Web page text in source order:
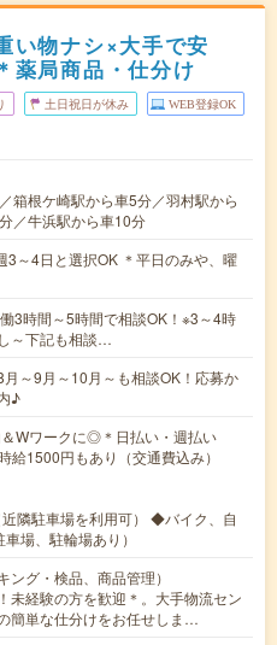
い物ナシ×大手で安
薬局商品・仕分け
土日祝日が休み WEB登録OK
箱根ケ崎駅から車5分／羽村駅から
／牛浜駅から車10分
～4日と選択OK ＊平日のみや、曜
3時間～5時間で相談OK！※3～4時
～下記も相談…
月～9月～10月～も相談OK！応募か
♪
Wワークに◎＊日払い・週払い
1500円もあり（交通費込み）
駐車場を利用可） ◆バイク、自
場、駐輪場あり）
グ・検品、商品管理）
未経験の方を歓迎＊。大手物流セン
簡単な仕分けをお任せしま…